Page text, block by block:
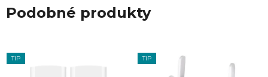
Podobné produkty
TIP TIP